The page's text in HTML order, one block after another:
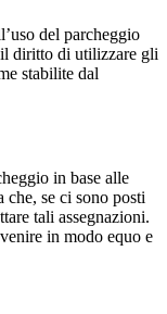
del parcheggio
diritto di utilizzare gli
stabilite dal
in base alle
se ci sono posti
tali assegnazioni.
in modo equo e